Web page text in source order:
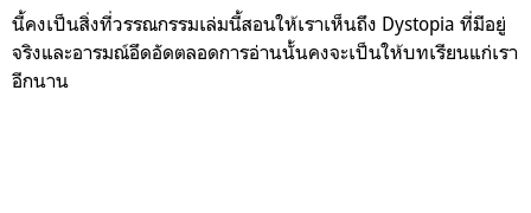
นี้คงเป็นสิ่งที่วรรณกรรมเล่มนี้สอนให้เราเห็นถึง Dystopia ที่มีอยู่
จริงและอารมณ์อึดอัดตลอดการอ่านนั้นคงจะเป็นให้บทเรียนแก่เรา
อีกนาน